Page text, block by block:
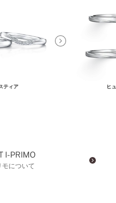
ティア ヒ
I-PRIMO
モについて